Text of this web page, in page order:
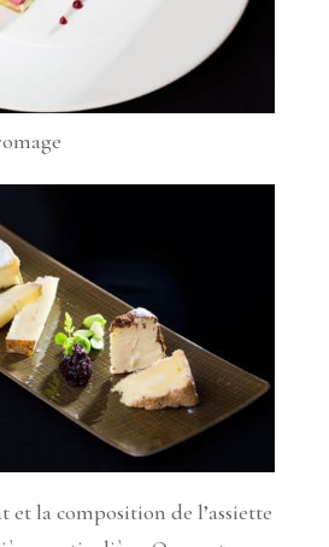
et la composition de l’assiette